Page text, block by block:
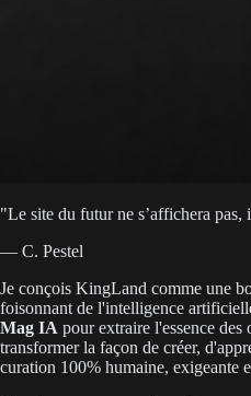
"Le site du futur ne s’affichera pas,
— C. Pestel
Je conçois KingLand comme une
foisonnant de l'intelligence
Mag IA pour extraire l'essence
transformer la façon de créer,
curation 100% humaine, exigeante